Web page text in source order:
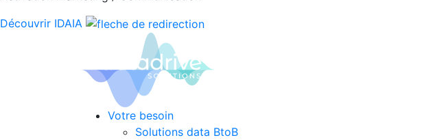
Découvrir IDAIA
Votre besoin
Solutions data BtoB